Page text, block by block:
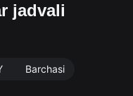
jadvali
Barchasi